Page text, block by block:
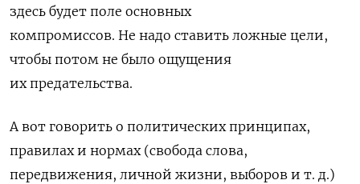
здесь будет поле основных
компромиссов. Не надо ставить ложные цели,
чтобы потом не было ощущения
их предательства.
А вот говорить о политических принципах,
правилах и нормах (свобода слова,
передвижения, личной жизни, выборов и т. д.)